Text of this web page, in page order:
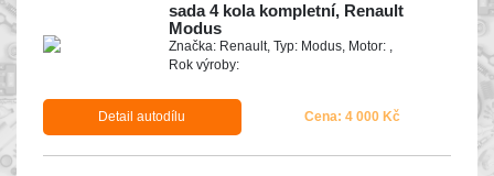
sada 4 kola kompletní, Renault
Modus
Značka: Renault, Typ: Modus, Motor: ,
Rok výroby:
Detail autodílu Cena: 4 000 Kč